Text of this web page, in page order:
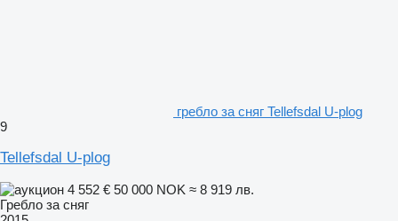
гребло за сняг Tellefsdal U-plog
9
Tellefsdal U-plog
4 552 € 50 000 NOK ≈ 8 919 лв.
Гребло за сняг